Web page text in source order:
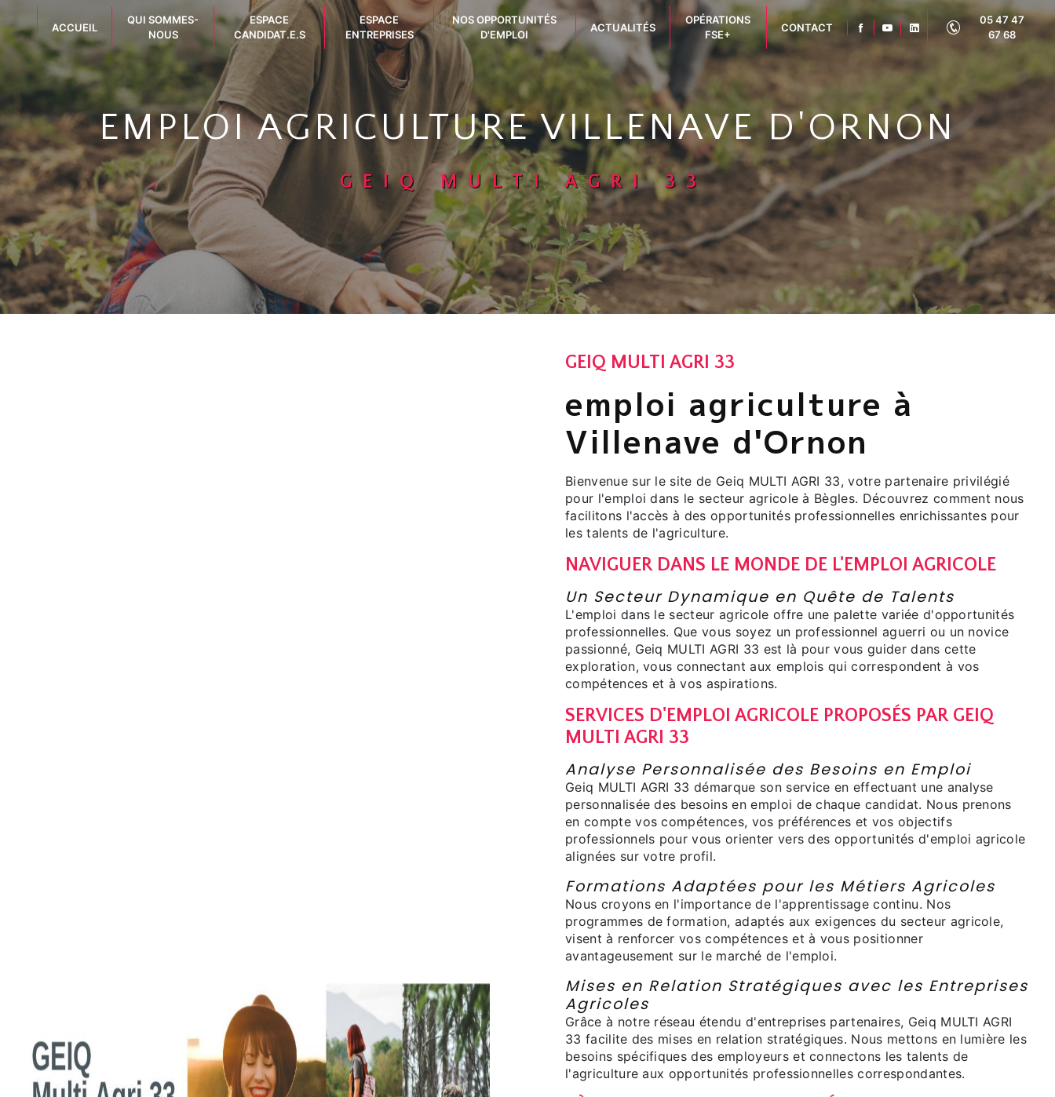
ACCUEIL
QUI SOMMES-
NOUS
ESPACE
CANDIDAT.E.S
ESPACE
ENTREPRISES
NOS OPPORTUNITÉS
D'EMPLOI
ACTUALITÉS
OPÉRATIONS
FSE+
CONTACT
05 47 47
67 68
EMPLOI AGRICULTURE VILLENAVE D'ORNON
GEIQ MULTI AGRI 33
GEIQ MULTI AGRI 33
emploi agriculture à
Villenave d'Ornon
Bienvenue sur le site de Geiq MULTI AGRI 33, votre partenaire privilégié
pour l'emploi dans le secteur agricole à Bègles. Découvrez comment nous
facilitons l'accès à des opportunités professionnelles enrichissantes pour
les talents de l'agriculture.
NAVIGUER DANS LE MONDE DE L'EMPLOI AGRICOLE
Un Secteur Dynamique en Quête de Talents
L'emploi dans le secteur agricole offre une palette variée d'opportunités
professionnelles. Que vous soyez un professionnel aguerri ou un novice
passionné, Geiq MULTI AGRI 33 est là pour vous guider dans cette
exploration, vous connectant aux emplois qui correspondent à vos
compétences et à vos aspirations.
SERVICES D'EMPLOI AGRICOLE PROPOSÉS PAR GEIQ
MULTI AGRI 33
Analyse Personnalisée des Besoins en Emploi
Geiq MULTI AGRI 33 démarque son service en effectuant une analyse
personnalisée des besoins en emploi de chaque candidat. Nous prenons
en compte vos compétences, vos préférences et vos objectifs
professionnels pour vous orienter vers des opportunités d'emploi agricole
alignées sur votre profil.
Formations Adaptées pour les Métiers Agricoles
Nous croyons en l'importance de l'apprentissage continu. Nos
programmes de formation, adaptés aux exigences du secteur agricole,
visent à renforcer vos compétences et à vous positionner
avantageusement sur le marché de l'emploi.
Mises en Relation Stratégiques avec les Entreprises
Agricoles
Grâce à notre réseau étendu d'entreprises partenaires, Geiq MULTI AGRI
33 facilite des mises en relation stratégiques. Nous mettons en lumière les
besoins spécifiques des employeurs et connectons les talents de
l'agriculture aux opportunités professionnelles correspondantes.
Panneau de gestion des cookies